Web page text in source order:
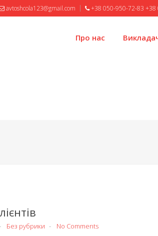
avtoshcola123@gmail.com +38 050-950-72-83
Про нас
Без рубрики No Comments